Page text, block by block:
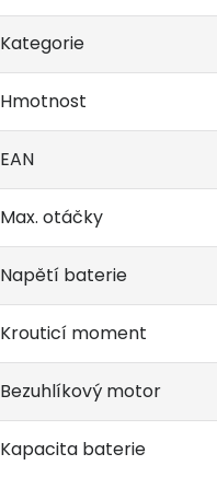
Kategorie
Hmotnost
EAN
Max. otáčky
Napětí baterie
Krouticí moment
Bezuhlíkový motor
Kapacita baterie